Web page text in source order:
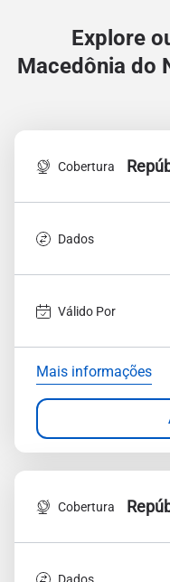
Explore
Macedônia do
Cobertura
Dados
Válido Por
Mais informações
Cobertura
Dados